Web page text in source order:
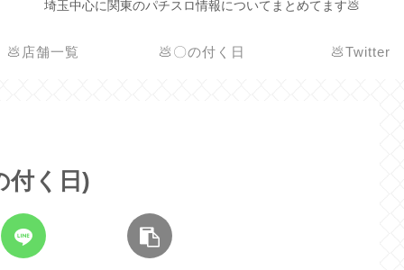
埼玉中心に関東のパチスロ情報についてまとめてます💩
💩店舗一覧 💩〇の付く日 💩Twitter
付く日)